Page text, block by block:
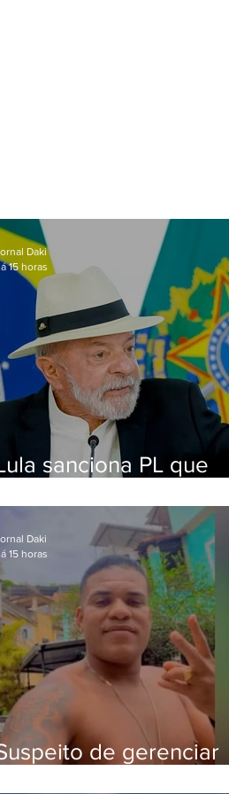
sanciona PL que
contra crianças
Daki
15 horas
de gerenciar
Daki
15 horas